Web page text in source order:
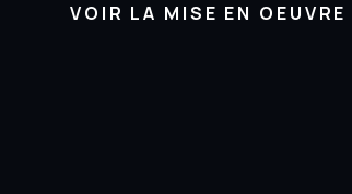
VOIR LA MISE EN